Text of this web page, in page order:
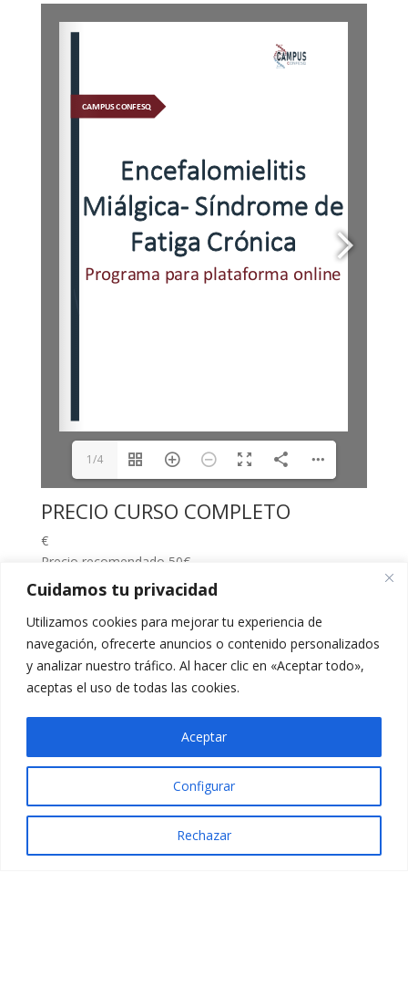
Cuidamos tu privacidad
Utilizamos cookies para mejorar tu experiencia de
navegación, ofrecerte anuncios o contenido personalizados
y analizar nuestro tráfico. Al hacer clic en «Aceptar todo»,
aceptas el uso de todas las cookies.
Configurar
Rechazar
Aceptar
1/4
PRECIO CURSO COMPLETO
€
Precio recomendado 50€
Profesionales Sanitarios a través de asociaciones de
Profesionales Sanitarios a través de otras
asociaciones 25% descuento